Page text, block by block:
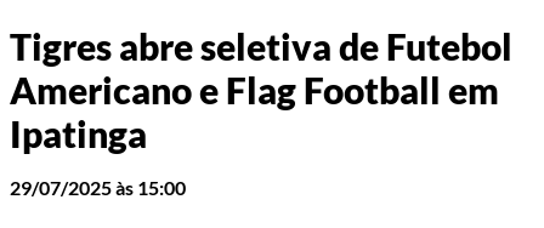
Tigres abre seletiva de Futebol
Americano e Flag Football em
Ipatinga
29/07/2025 às 15:00